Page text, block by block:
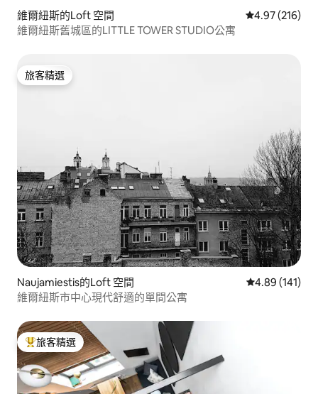
維爾紐斯的Loft 空間 從 216 則評價
4.97 (216)
維爾紐斯舊城區的LITTLE TOWER STUDIO公寓
旅客精選
旅客精選
Naujamiestis的Loft 空間 從 141 則評價
4.89 (141)
維爾紐斯市中心現代舒適的單間公寓
旅客精選榜首
旅客精選